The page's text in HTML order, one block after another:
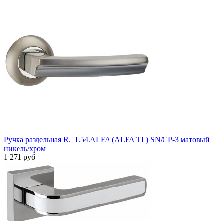
Ручка раздельная R.TL54.ALFA (ALFA TL) SN/CP-3 матовый
никель/хром
1 271 руб.